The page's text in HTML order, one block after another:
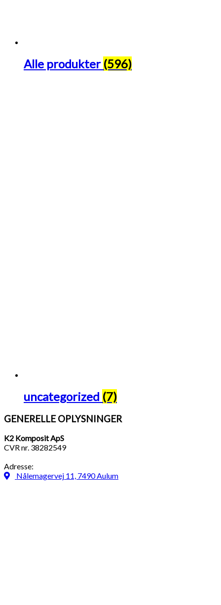
Alle produkter (596)
uncategorized (7)
GENERELLE OPLYSNINGER
K2 Komposit ApS
CVR nr. 38282549
Adresse:
Nålemagervej 11, 7490 Aulum